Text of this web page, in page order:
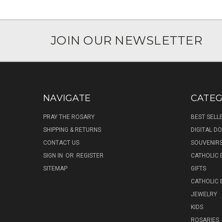
JOIN OUR NEWSLETTER
NAVIGATE
PRAY THE ROSARY
SHIPPING & RETURNS
CONTACT US
SIGN IN OR REGISTER
SITEMAP
BEST
DIGITAL
CATHOLIC
GIFTS
CATHOLIC
JEWELRY
KIDS
ROSARIES